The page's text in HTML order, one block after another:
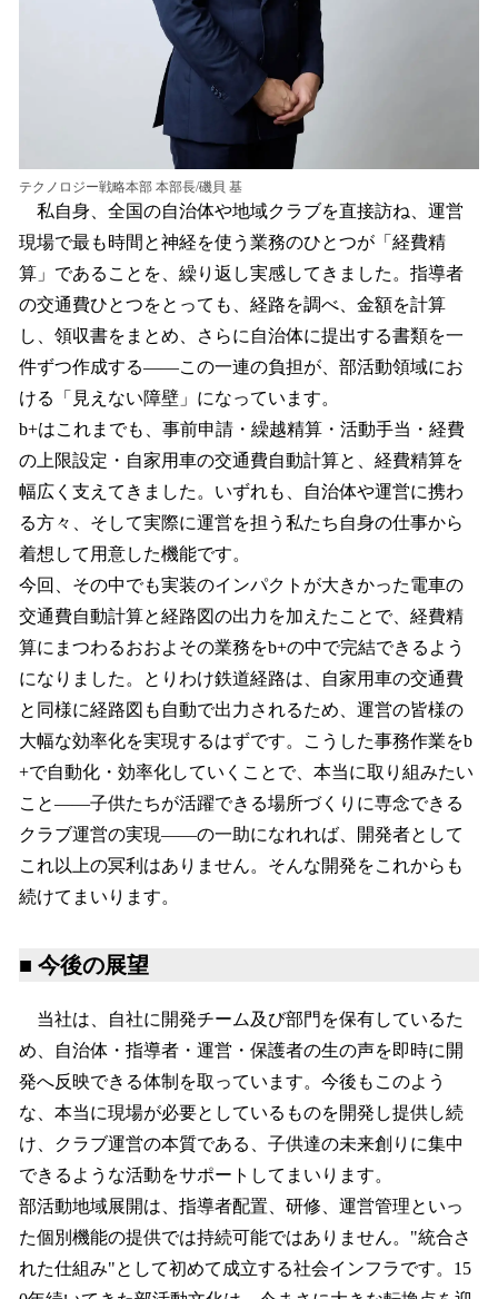
テクノロジー戦略本部 本部長/磯貝 基
私自身、全国の自治体や地域クラブを直接訪ね、運営
現場で最も時間と神経を使う業務のひとつが「経費精
算」であることを、繰り返し実感してきました。指導者
の交通費ひとつをとっても、経路を調べ、金額を計算
し、領収書をまとめ、さらに自治体に提出する書類を一
件ずつ作成する——この一連の負担が、部活動領域にお
ける「見えない障壁」になっています。
b+はこれまでも、事前申請・繰越精算・活動手当・経費
の上限設定・自家用車の交通費自動計算と、経費精算を
幅広く支えてきました。いずれも、自治体や運営に携わ
る方々、そして実際に運営を担う私たち自身の仕事から
着想して用意した機能です。
今回、その中でも実装のインパクトが大きかった電車の
交通費自動計算と経路図の出力を加えたことで、経費精
算にまつわるおおよその業務をb+の中で完結できるよう
になりました。とりわけ鉄道経路は、自家用車の交通費
と同様に経路図も自動で出力されるため、運営の皆様の
大幅な効率化を実現するはずです。こうした事務作業をb
+で自動化・効率化していくことで、本当に取り組みたい
こと——子供たちが活躍できる場所づくりに専念できる
クラブ運営の実現——の一助になれれば、開発者として
これ以上の冥利はありません。そんな開発をこれからも
続けてまいります。
■ 今後の展望
当社は、自社に開発チーム及び部門を保有しているた
め、自治体・指導者・運営・保護者の生の声を即時に開
発へ反映できる体制を取っています。今後もこのよう
な、本当に現場が必要としているものを開発し提供し続
け、クラブ運営の本質である、子供達の未来創りに集中
できるような活動をサポートしてまいります。
部活動地域展開は、指導者配置、研修、運営管理といっ
た個別機能の提供では持続可能ではありません。"統合さ
れた仕組み"として初めて成立する社会インフラです。15